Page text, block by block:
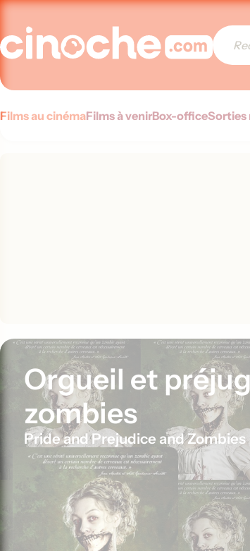
Films au cinémaFilms à venirBox-officeSorties
Orgueil et
zombies
Pride and Prejudice and Zombies